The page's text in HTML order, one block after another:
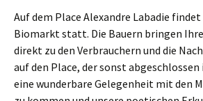
Auf dem Place Alexandre Labadie
Biomarkt statt. Die Bauern bringen
direkt zu den Verbrauchern und die
auf den Place, der sonst abgeschlossen
eine wunderbare Gelegenheit mit den